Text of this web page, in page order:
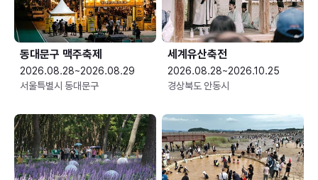
동대문구 맥주축제
2026.08.28~2026.08.29
서울특별시 동대문구
세계유산축전
2026.08.28~2026.10.25
경상북도 안동시